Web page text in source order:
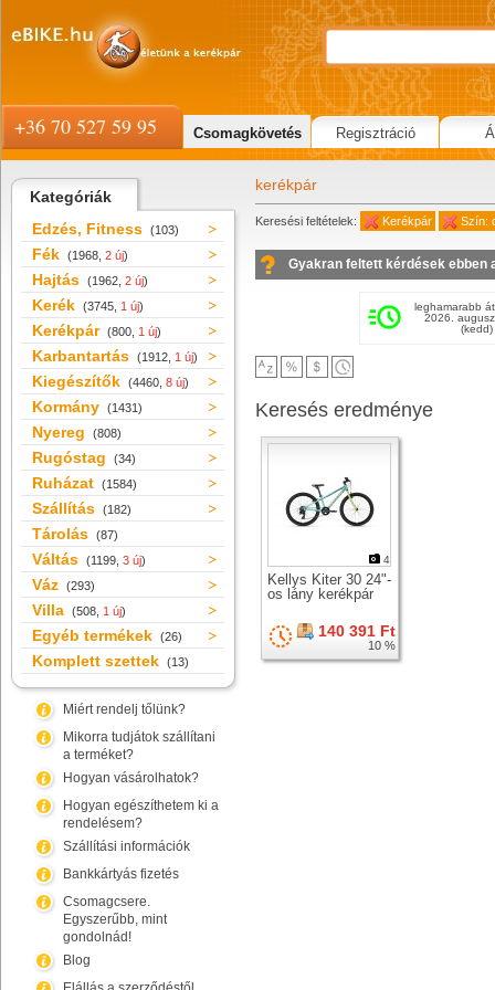
Kategóriák
Edzés, Fitness (103)
Fék (1968, 2 új)
Hajtás (1962, 2 új)
Kerék (3745, 1 új)
Kerékpár (800, 1 új)
Karbantartás (1912, 1 új)
Kiegészítők (4460, 8 új)
Kormány (1431)
Nyereg (808)
Rugóstag (34)
Ruházat (1584)
Szállítás (182)
Tárolás (87)
Váltás (1199, 3 új)
Váz (293)
Villa (508, 1 új)
Egyéb termékek (26)
Komplett szettek (13)
Miért rendelj tőlünk?
Mikorra tudjátok szállítani
a terméket?
Hogyan vásárolhatok?
Hogyan egészíthetem ki a
rendelésem?
Szállítási információk
Bankkártyás fizetés
Csomagcsere.
Egyszerűbb, mint
gondolnád!
Blog
kerékpár
Keresési feltételek: Kerékpár Szín:
Gyakran feltett kérdések ebben
leghamarabb
2026.
(kedd)
Keresés eredménye
4
Kellys Kiter 30 24"-
os lány kerékpár
140 391 Ft
10 %
+36 70 527 59 95 Csomagkövetés Regisztráció